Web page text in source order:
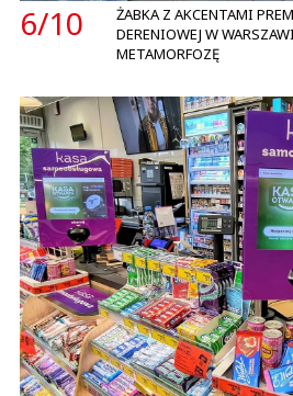
6/10
ŻABKA Z AKCENTAMI
DERENIOWEJ W
METAMORFOZĘ